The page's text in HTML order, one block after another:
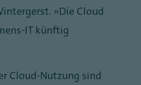
„Die Cloud
IT künftig
Cloud-Nutzung sind